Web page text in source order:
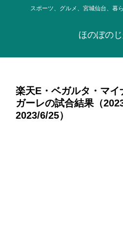
スポーツ、グルメ、宮城仙台、暮
ほのぼの
楽天E・ベガルタ・マイ
ガーレの試合結果（
2023/6/25）